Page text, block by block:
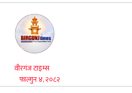
वीरगंज टाइम्स
फाल्गुन ४, २०८२